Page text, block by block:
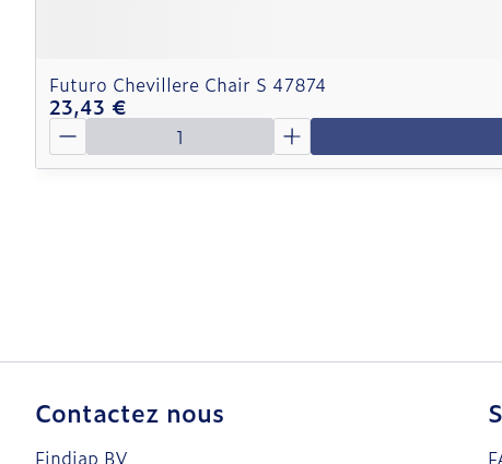
Futuro Chevillere Chair S 47874
23,43 €
Quantité
Contactez nous
Findiap BV